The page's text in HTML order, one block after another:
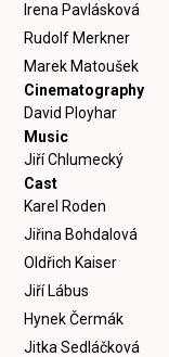
Irena Pavlásková
Rudolf Merkner
Marek Matoušek
Cinematography
David Ployhar
Music
Jiří Chlumecký
Cast
Karel Roden
Jiřina Bohdalová
Oldřich Kaiser
Jiří Lábus
Hynek Čermák
Jitka Sedláčková